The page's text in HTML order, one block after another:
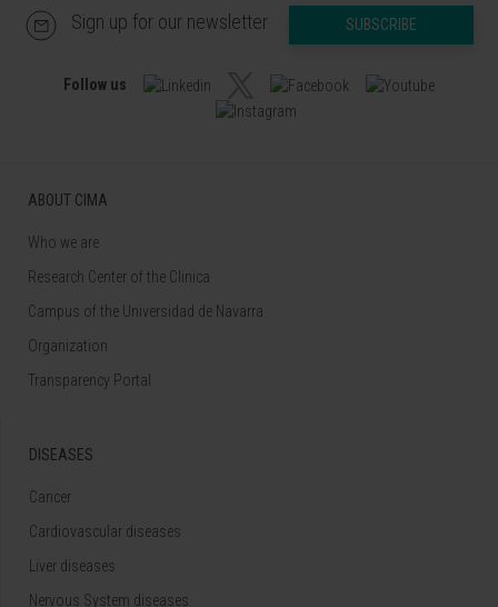
Sign up for our newsletter SUBSCRIBE
Follow us
ABOUT CIMA
Who we are
Research Center of the Clinica
Campus of the Universidad de Navarra
Organization
Transparency Portal
DISEASES
Cancer
Cardiovascular diseases
Liver diseases
Nervous System diseases